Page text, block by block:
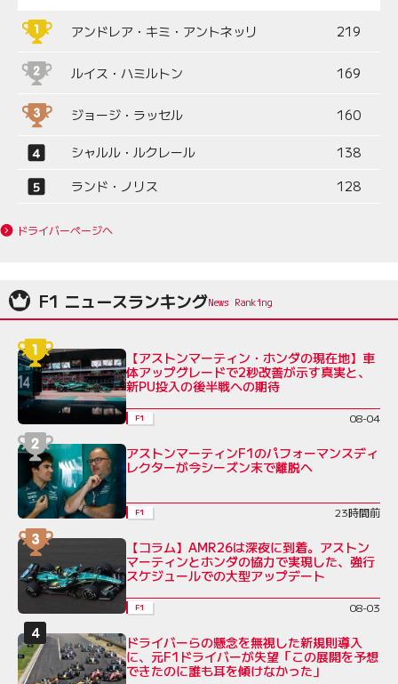
アンドレア・キミ・アントネッリ 219
ルイス・ハミルトン 169
ジョージ・ラッセル 160
シャルル・ルクレール
138
ランド・ノリス
128
ドライバーページへ
F1 ニュースランキング
【アストンマーティン・ホンダの現在地】車
体アップグレードで2秒改善が示す真実と、
新PU投入の後半戦への期待
F1 08-04
アストンマーティンF1のパフォーマンスディ
レクターが今シーズン末で離脱へ
F1 23時間前
【コラム】AMR26は深夜に到着。アストン
マーティンとホンダの協力で実現した、強行
スケジュールでの大型アップデート
F1 08-03
ドライバーらの懸念を無視した新規則導入
に、元F1ドライバーが失望「この展開を予想
できたのに誰も耳を傾けなかった」